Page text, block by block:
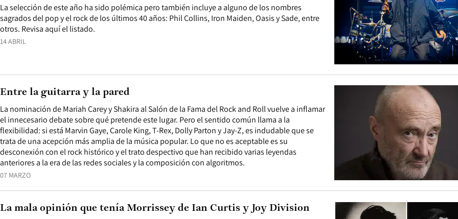
14 ABRIL
La selección de este año ha sido polémica pero también incluye a alguno de los nombres
sagrados del pop y el rock de los últimos 40 años: Phil Collins, Iron Maiden, Oasis y Sade, entre
otros. Revisa aquí el listado.
07 MARZO
La nominación de Mariah Carey y Shakira al Salón de la Fama del Rock and Roll vuelve a inflamar
el innecesario debate sobre qué pretende este lugar. Pero el sentido común llama a la
flexibilidad: si está Marvin Gaye, Carole King, T-Rex, Dolly Parton y Jay-Z, es indudable que se
trata de una acepción más amplia de la música popular. Lo que no es aceptable es su
desconexión con el rock histórico y el trato despectivo que han recibido varias leyendas
anteriores a la era de las redes sociales y la composición con algoritmos.
Entre la guitarra y la pared
La mala opinión que tenía Morrissey de Ian Curtis y Joy Division